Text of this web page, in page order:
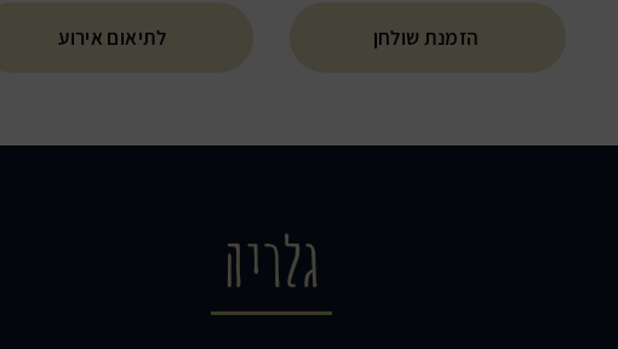
לתיאום אירוע הזמנת שולחן
גלריה